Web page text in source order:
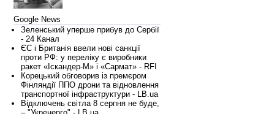
Google News
Зеленський уперше прибув до Сербії
- 24 Канал
ЄС і Британія ввели нові санкції
проти РФ: у переліку є виробники
ракет «Іскандер-М» і «Сармат» - RFI
Корецький обговорив із премєром
Фінляндії ППО дрони та відновлення
транспортної інфраструктури - LB.ua
Відключень світла 8 серпня не буде,